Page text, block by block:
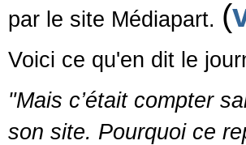
par le site Médiapart. (
Voici ce qu'en dit le
"Mais c’était compter
son site. Pourquoi ce